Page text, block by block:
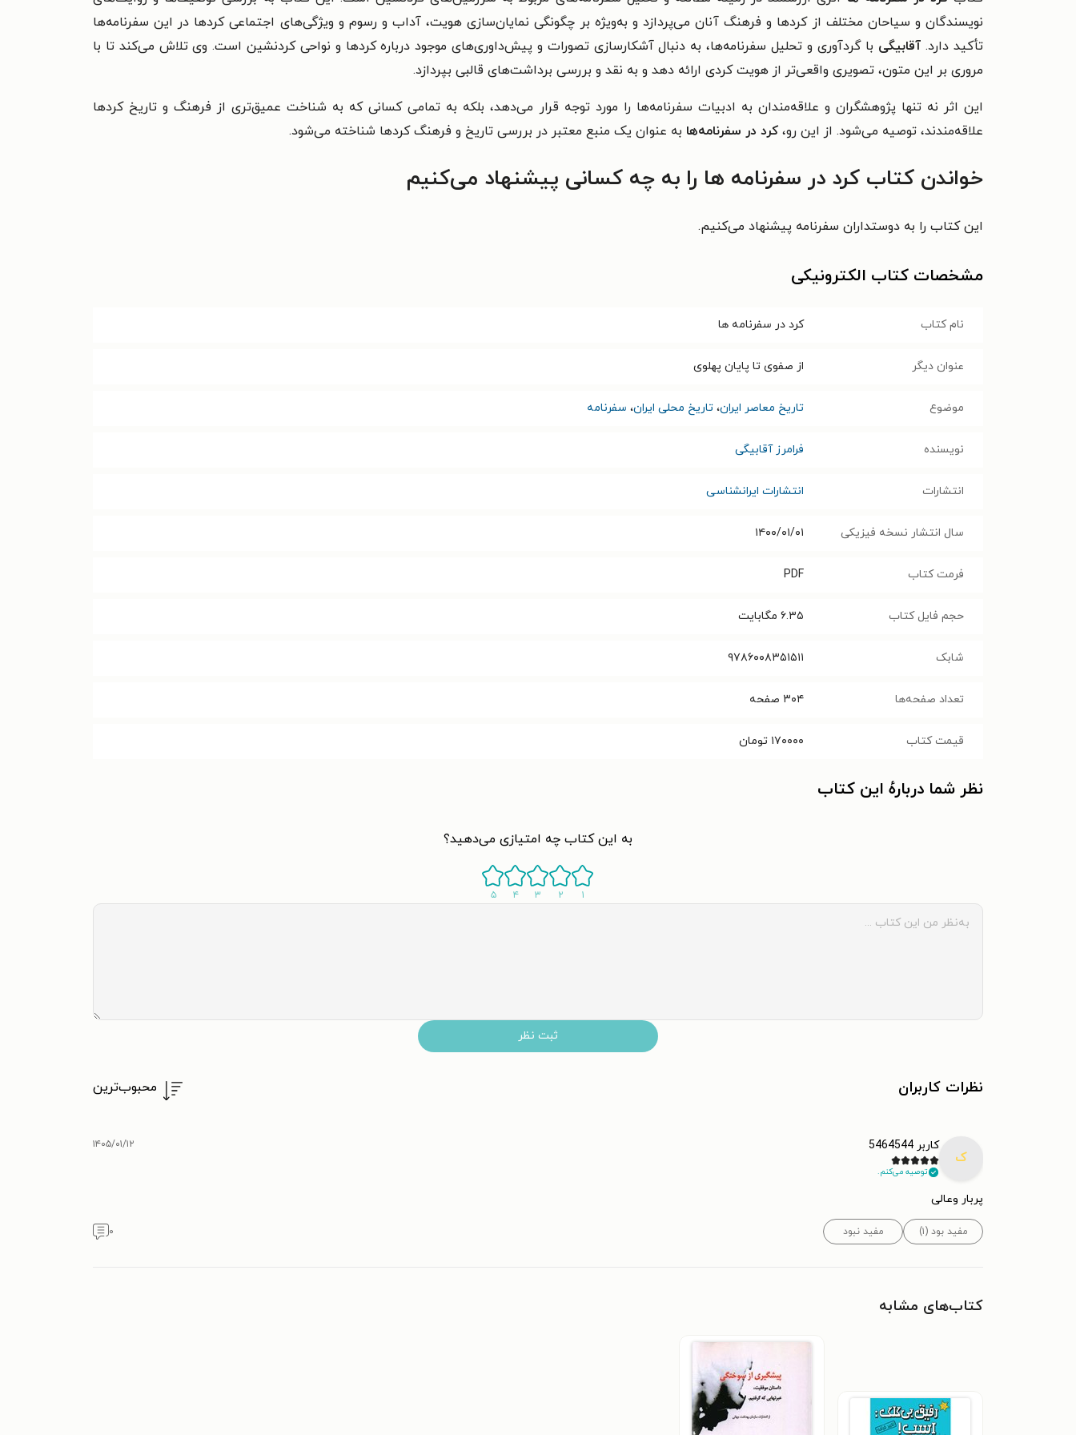
نویسندگان و سیاحان مختلف از کردها و فرهنگ آنان می‌پردازد و به‌ویژه بر چگونگی نمایان‌سازی هویت، آداب و رسوم و ویژگی‌های اجتماعی کردها در این سفرنامه‌ها
تأکید دارد. آقابیگی با گردآوری و تحلیل سفرنامه‌ها، به دنبال آشکارسازی تصورات و پیش‌داوری‌های موجود درباره کردها و نواحی کردنشین است. وی تلاش می‌کند تا با
مروری بر این متون، تصویری واقعی‌تر از هویت کردی ارائه دهد و به نقد و بررسی برداشت‌های قالبی بپردازد.
این اثر نه تنها پژوهشگران و علاقه‌مندان به ادبیات سفرنامه‌ها را مورد توجه قرار می‌دهد، بلکه به تمامی کسانی که به شناخت عمیق‌تری از فرهنگ و تاریخ کردها
علاقه‌مندند، توصیه می‌شود. از این رو، کرد در سفرنامه‌ها به عنوان یک منبع معتبر در بررسی تاریخ و فرهنگ کردها شناخته می‌شود.
خواندن کتاب کرد در سفرنامه ها را به چه کسانی پیشنهاد می‌کنیم
این کتاب را به دوستداران سفرنامه پیشنهاد می‌کنیم.
مشخصات کتاب الکترونیکی
نام کتاب کرد در سفرنامه ها
عنوان دیگر از صفوی تا پایان پهلوی
موضوع تاریخ معاصر ایران، تاریخ محلی ایران، سفرنامه
نویسنده فرامرز آقابیگی
انتشارات انتشارات ايرانشناسى
سال انتشار نسخه فیزیکی ۱۴۰۰/۰۱/۰۱
فرمت کتاب PDF
حجم فایل کتاب ۶.۳۵ مگابایت
شابک ۹۷۸۶۰۰۸۳۵۱۵۱۱
تعداد صفحه‌ها ۳۰۴ صفحه
قیمت کتاب ۱۷۰۰۰۰ تومان
نظر شما دربارهٔ این کتاب
به این کتاب چه امتیازی می‌دهید؟
۱ ۲ ۳ ۴ ۵
ثبت نظر
نظرات کاربران محبوب‌ترین
ک
کاربر 5464544
توصیه می‌کنم.
۱۴۰۵/۰۱/۱۲
پربار وعالی
مفید بود (۱) مفید نبود ۰
کتاب‌های مشابه